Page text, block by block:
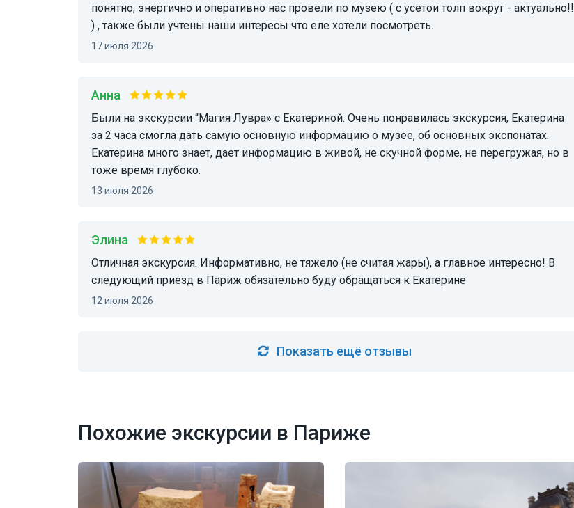
понятно, энергично и оперативно нас провели по музею ( с усетои толп вокруг - актуально!!
) , также были учтены наши интересы что еле хотели посмотреть.
17 июля 2026
Анна
Были на экскурсии “Магия Лувра» с Екатериной. Очень понравилась экскурсия, Екатерина
за 2 часа смогла дать самую основную информацию о музее, об основных экспонатах.
Екатерина много знает, дает информацию в живой, не скучной форме, не перегружая, но в
тоже время глубоко.
13 июля 2026
Элина
Отличная экскурсия. Информативно, не тяжело (не считая жары), а главное интересно! В
следующий приезд в Париж обязательно буду обращаться к Екатерине
12 июля 2026
Показать ещё отзывы
Похожие экскурсии в Париже